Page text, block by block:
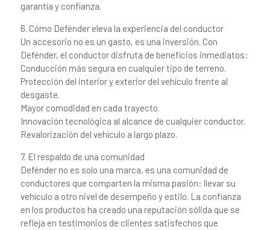
garantía y confianza.
6. Cómo Defénder eleva la experiencia del conductor
Un accesorio no es un gasto, es una inversión. Con
Defénder, el conductor disfruta de beneficios inmediatos:
Conducción más segura en cualquier tipo de terreno.
Protección del interior y exterior del vehículo frente al
desgaste.
Mayor comodidad en cada trayecto.
Innovación tecnológica al alcance de cualquier conductor.
Revalorización del vehículo a largo plazo.
7. El respaldo de una comunidad
Defénder no es solo una marca, es una comunidad de
conductores que comparten la misma pasión: llevar su
vehículo a otro nivel de desempeño y estilo. La confianza
en los productos ha creado una reputación sólida que se
refleja en testimonios de clientes satisfechos que